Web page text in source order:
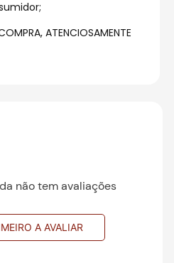
ATENCIOSAMENTE
não tem avaliações
A AVALIAR